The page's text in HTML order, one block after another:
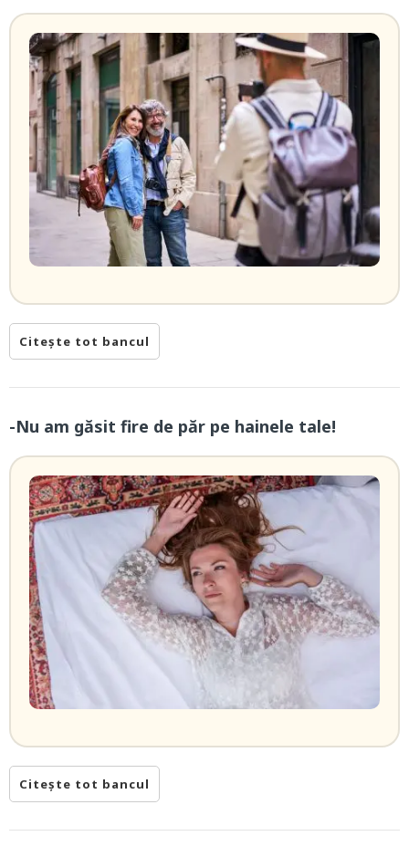
Citește tot bancul
-Nu am găsit fire de păr pe hainele tale!
Citește tot bancul